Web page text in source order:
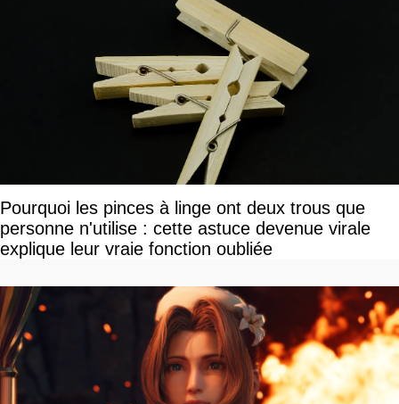
Pourquoi les pinces à linge ont deux trous que
personne n'utilise : cette astuce devenue virale
explique leur vraie fonction oubliée